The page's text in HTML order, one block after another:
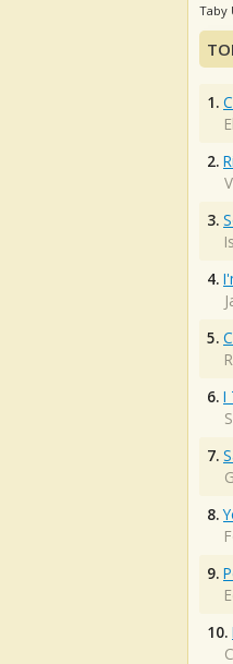
Taby
1.
2.
3.
4.
5.
6. I
7.
8.
9.
10.